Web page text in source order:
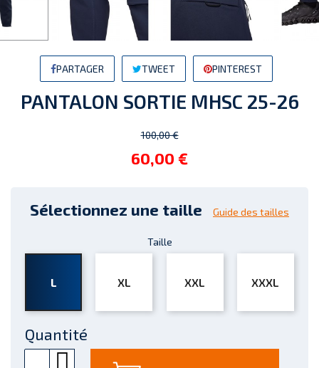
PARTAGER TWEET PINTEREST
PANTALON SORTIE MHSC 25-26
100,00 €
60,00 €
Sélectionnez une taille Guide des tailles
Taille
L XL XXL XXXL
Quantité